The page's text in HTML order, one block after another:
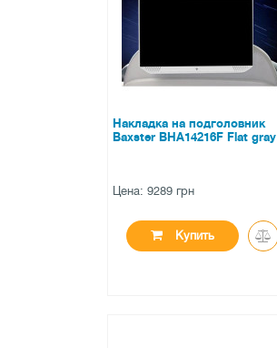
Накладка на подголовник
Baxster BHA14216F Flat gray
Цена: 9289 грн
Купить